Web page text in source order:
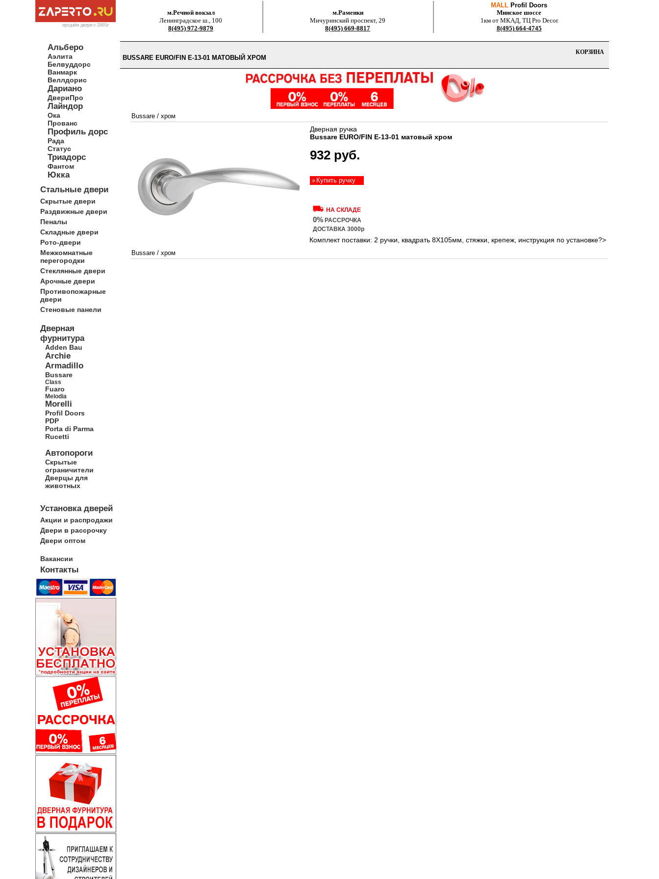
продаём двери c 2005г
Альберо
Аэлита
Белвуддорс
Ванмарк
Веллдорис
Дариано
ДвериПро
Лайндор
Ока
Прованс
Профиль дорс
Рада
Статус
Триадорс
Фантом
Юкка
Стальные двери
Скрытые двери
Раздвижные двери
Пеналы
Складные двери
Рото-двери
Межкомнатные
перегородки
Стеклянные двери
Арочные двери
Противопожарные
двери
Стеновые панели
Дверная
фурнитура
Adden Bau
Archie
Armadillo
Bussare
Class
Fuaro
Melodia
Morelli
Profil Doors
PDP
Porta di Parma
Rucetti
Автопороги
Скрытые
ограничители
Дверцы для
животных
Установка дверей
Акции и распродажи
Двери в рассрочку
Двери оптом
Вакансии
Контакты
м.Речной вокзал
Ленинградское ш., 100
8(495) 972-9879
м.Раменки
Мичуринский проспект, 29
8(495) 669-8817
MALL Profil Doors
Минское шоссе
1км от МКАД, ТЦ Pro Decor
8(495) 664-4745
КОРЗИНА
BUSSARE EURO/FIN E-13-01 МАТОВЫЙ ХРОМ
Bussare / хром
Дверная ручка
Bussare EURO/FIN E-13-01 матовый хром
932 руб.
Купить ручку
НА СКЛАДЕ
0% РАССРОЧКА
ДОСТАВКА 3000р
Комплект поставки: 2 ручки, квадрать 8Х105мм, стяжки, крепеж, инструкция по установке?>
Bussare / хром